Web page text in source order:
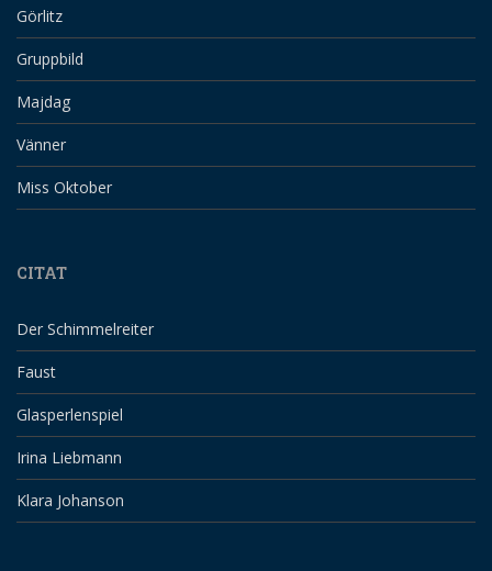
Görlitz
Gruppbild
Majdag
Vänner
Miss Oktober
CITAT
Der Schimmelreiter
Faust
Glasperlenspiel
Irina Liebmann
Klara Johanson